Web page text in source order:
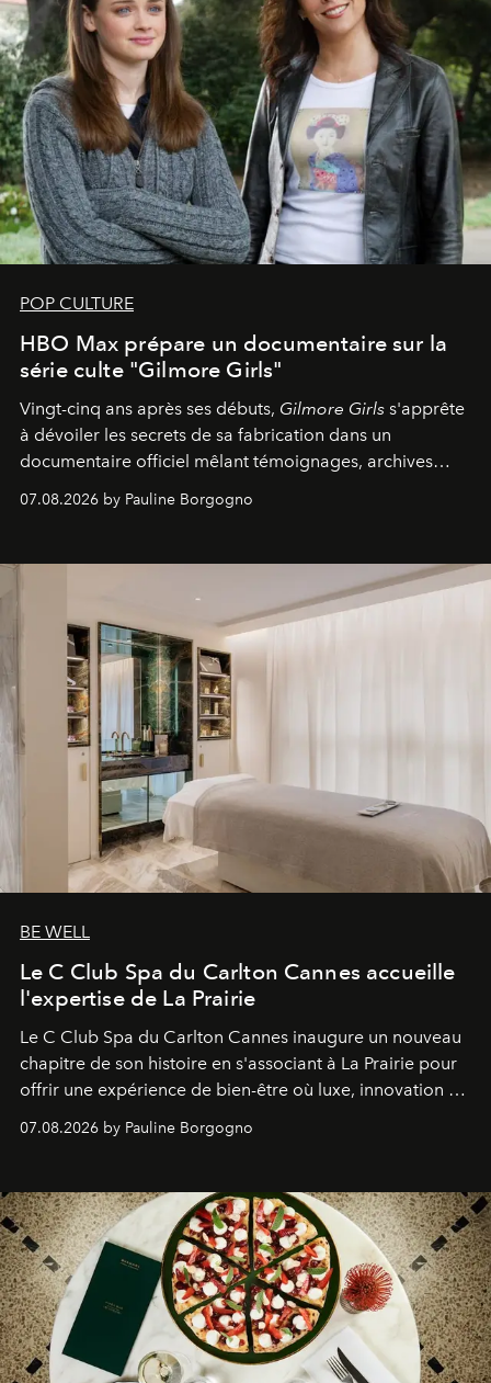
POP CULTURE
HBO Max prépare un documentaire sur la
série culte "Gilmore Girls"
Vingt-cinq ans après ses débuts, Gilmore Girls s'apprête
à dévoiler les secrets de sa fabrication dans un
documentaire officiel mêlant témoignages, archives
inédites et plongée dans les coulisses d'un phénomène
générationnel.
07.08.2026 by Pauline Borgogno
BE WELL
Le C Club Spa du Carlton Cannes accueille
l'expertise de La Prairie
Le C Club Spa du Carlton Cannes inaugure un nouveau
chapitre de son histoire en s'associant à La Prairie pour
offrir une expérience de bien-être où luxe, innovation et
expertise se rencontrent.
07.08.2026 by Pauline Borgogno